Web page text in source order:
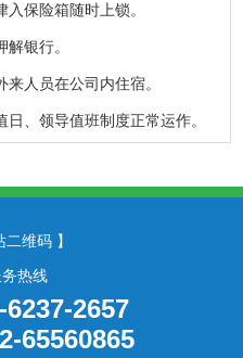
入保险箱随时上锁。
解银行。
来人员在公司内住宿。
、领导值班制度正常运作。
二维码 】
热线
6237-2657
65560865